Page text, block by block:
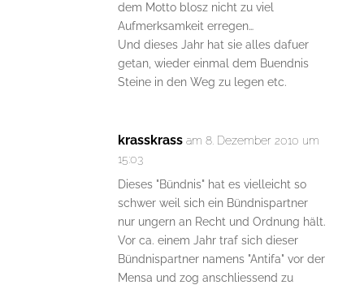
dem Motto blosz nicht zu viel
Aufmerksamkeit erregen…
Und dieses Jahr hat sie alles dafuer
getan, wieder einmal dem Buendnis
Steine in den Weg zu legen etc.
krasskrass am 8. Dezember 2010 um
15:03
Dieses "Bündnis" hat es vielleicht so
schwer weil sich ein Bündnispartner
nur ungern an Recht und Ordnung hält.
Vor ca. einem Jahr traf sich dieser
Bündnispartner namens "Antifa" vor der
Mensa und zog anschliessend zu